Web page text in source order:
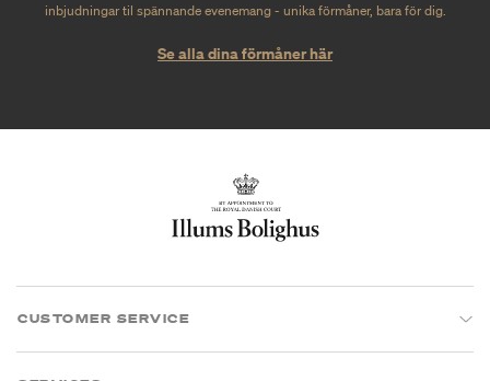
inbjudningar til spännande evenemang - unika förmåner, bara för dig.
Se alla dina förmåner här
CUSTOMER SERVICE